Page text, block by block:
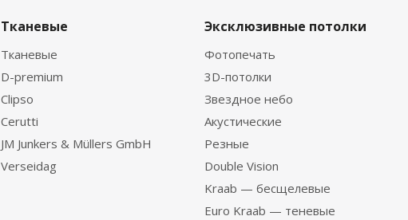
Тканевые
Тканевые
D-premium
Clipso
Cerutti
JM Junkers & Müllers GmbH
Verseidag
Эксклюзивные потолки
Фотопечать
3D-потолки
Звездное небо
Акустические
Резные
Double Vision
Kraab — бесщелевые
Euro Kraab — теневые